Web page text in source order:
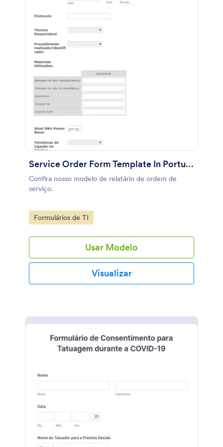
Service Order Form Template In Portuguese
Confira nosso modelo de relatário de ordem de
serviço.
Go to Category:
Formulários de TI
Usar Modelo
Visualizar